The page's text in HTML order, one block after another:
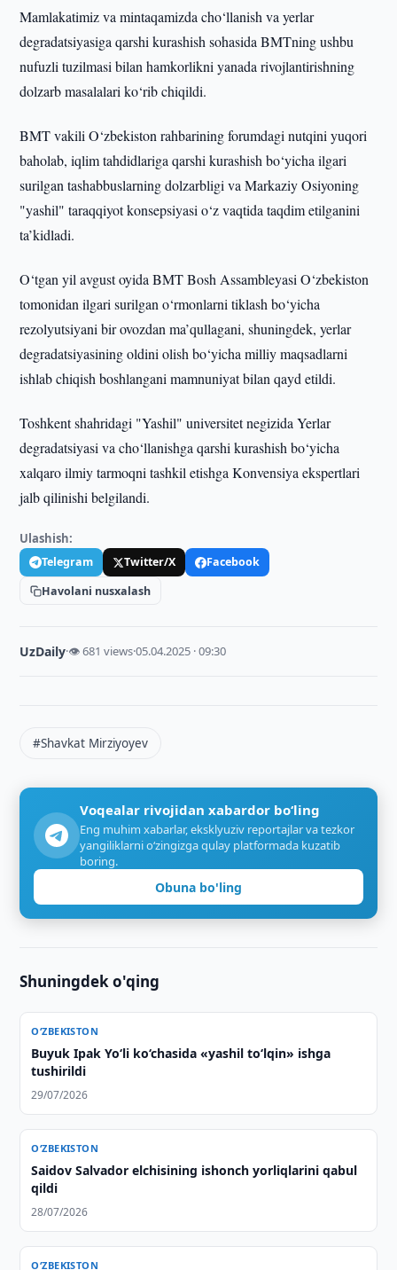
Mamlakatimiz va mintaqamizda cho‘llanish va yerlar
degradatsiyasiga qarshi kurashish sohasida BMTning ushbu
nufuzli tuzilmasi bilan hamkorlikni yanada rivojlantirishning
dolzarb masalalari ko‘rib chiqildi.
BMT vakili O‘zbekiston rahbarining forumdagi nutqini yuqori
baholab, iqlim tahdidlariga qarshi kurashish bo‘yicha ilgari
surilgan tashabbuslarning dolzarbligi va Markaziy Osiyoning
"yashil" taraqqiyot konsepsiyasi o‘z vaqtida taqdim etilganini
ta’kidladi.
O‘tgan yil avgust oyida BMT Bosh Assambleyasi O‘zbekiston
tomonidan ilgari surilgan o‘rmonlarni tiklash bo‘yicha
rezolyutsiyani bir ovozdan ma’qullagani, shuningdek, yerlar
degradatsiyasining oldini olish bo‘yicha milliy maqsadlarni
ishlab chiqish boshlangani mamnuniyat bilan qayd etildi.
Toshkent shahridagi "Yashil" universitet negizida Yerlar
degradatsiyasi va cho‘llanishga qarshi kurashish bo‘yicha
xalqaro ilmiy tarmoqni tashkil etishga Konvensiya ekspertlari
jalb qilinishi belgilandi.
Ulashish:
Telegram Twitter/X
Facebook
Havolani nusxalash
UzDaily·👁 681 views·05.04.2025 · 09:30
#Shavkat Mirziyoyev
Voqealar rivojidan xabardor bo‘ling
Eng muhim xabarlar, eksklyuziv reportajlar va tezkor
yangiliklarni o‘zingizga qulay platformada kuzatib
boring.
Obuna bo'ling
Shuningdek o'qing
O‘ZBEKISTON
Buyuk Ipak Yo‘li ko‘chasida «yashil to‘lqin» ishga
tushirildi
29/07/2026
O‘ZBEKISTON
Saidov Salvador elchisining ishonch yorliqlarini qabul
qildi
28/07/2026
O‘ZBEKISTON